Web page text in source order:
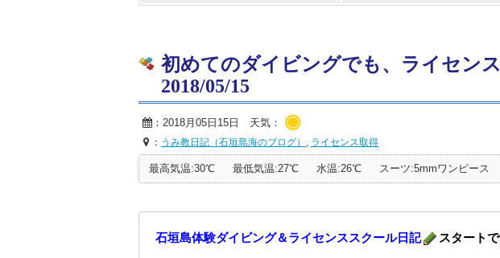
初めてのダイビングでも、ライセン
2018/05/15
：2018月05日15日 天気：
： うみ教日記（石垣島海のブログ） , ライセンス取得
最高気温:30℃ 最低気温:27℃ 水温:26℃ スーツ:5mmワンピース
石垣島体験ダイビング＆ライセンススクール日記 スタート